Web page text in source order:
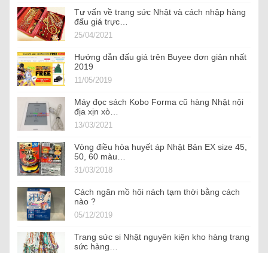
Tư vấn về trang sức Nhật và cách nhập hàng
đấu giá trực…
25/04/2021
Hướng dẫn đấu giá trên Buyee đơn giản nhất
2019
11/05/2019
Máy đọc sách Kobo Forma cũ hàng Nhật nội
địa xịn xò…
13/03/2021
Vòng điều hòa huyết áp Nhật Bản EX size 45,
50, 60 màu…
31/03/2018
Cách ngăn mồ hôi nách tạm thời bằng cách
nào ?
05/12/2019
Trang sức si Nhật nguyên kiện kho hàng trang
sức hàng…